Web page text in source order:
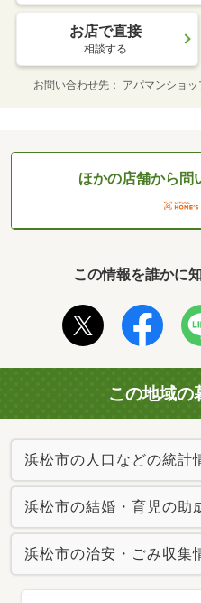
お店で直接
相談する
お問い合わせ先 アパマンショ
ほかの店舗から問
この情報を誰かに
この地域の
浜松市の人口などの統計
浜松市の結婚・育児の助
浜松市の治安・ごみ収集